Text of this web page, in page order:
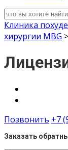
Клиника
хирургии MBG >
Позвонить +7
Заказать